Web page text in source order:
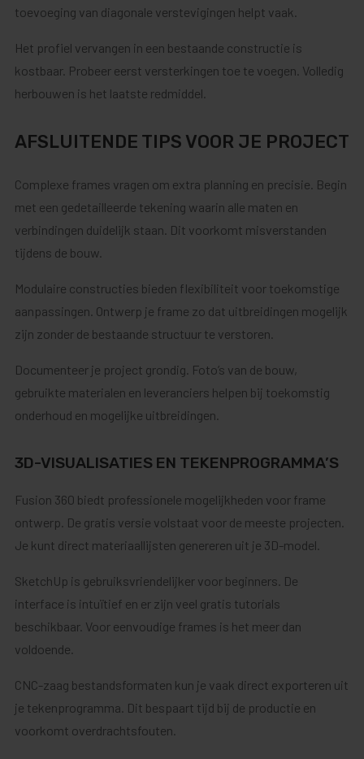
toevoeging van diagonale verstevigingen helpt vaak.
Het profiel vervangen in een bestaande constructie is
kostbaar. Probeer eerst versterkingen toe te voegen. Volledig
herbouwen is het laatste redmiddel.
AFSLUITENDE TIPS VOOR JE PROJECT
Complexe frames vragen om extra planning en precisie. Begin
met een gedetailleerde tekening waarin alle maten en
verbindingen duidelijk staan. Dit voorkomt misverstanden
tijdens de bouw.
Modulaire constructies bieden flexibiliteit voor toekomstige
aanpassingen. Ontwerp je frame zo dat uitbreidingen mogelijk
zijn zonder de bestaande structuur te verstoren.
Documenteer je project grondig. Foto’s van de bouw,
gebruikte materialen en leveranciers helpen bij toekomstig
onderhoud en mogelijke uitbreidingen.
3D-VISUALISATIES EN TEKENPROGRAMMA’S
Fusion 360 biedt professionele mogelijkheden voor frame
ontwerp. De gratis versie volstaat voor de meeste projecten.
Je kunt direct materiaallijsten genereren uit je 3D-model.
SketchUp is gebruiksvriendelijker voor beginners. De
interface is intuïtief en er zijn veel gratis tutorials
beschikbaar. Voor eenvoudige frames is het meer dan
voldoende.
CNC-zaag bestandsformaten kun je vaak direct exporteren uit
je tekenprogramma. Dit bespaart tijd bij de productie en
voorkomt overdrachtsfouten.